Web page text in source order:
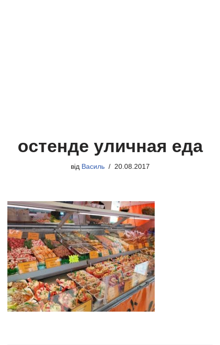
остенде уличная еда
від Василь 20.08.2017